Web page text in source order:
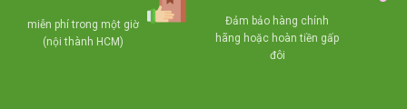
môi trường.
- Compressor
miễn phí trong một giờ
(nội thành HCM)
Đảm bảo hàng chính
hãng hoặc hoàn tiền gấp
đôi